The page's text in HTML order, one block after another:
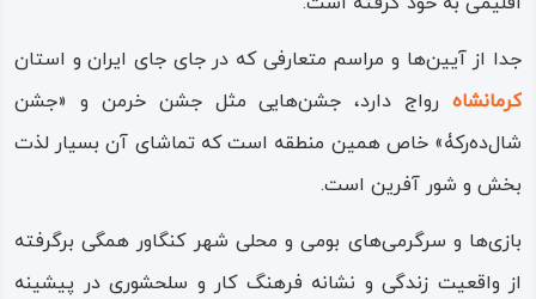
شهر کنگاور از جنبه مردم‌ شناسی دارای تنوع بالایی از زبان،
مذهب، نژاد و آداب‌ و رسوم است و مردمان این شهر در طول
تاریخ و با وجود تفاوت‌های طبیعی در زبان و مذهب و دیگر
جنبه‌های فرهنگی، در نهایت تساهل و آشتی در کنار هم زندگی
کرده، فرهنگ و تمدن تاریخی شهر کنگاور را از نیاکانشان به
نوادگان انتقال داده‌اند.
فراوانی و توزیع نژادی‌ – زبانی مردم این شهر بسیار متنوع بوده،
جدا از آیین‌ها و مراسم متعارفی که در جای‌ جای ایران و استان
کرمانشاه رواج دارد، جشن‌هایی مثل جشن خرمن و «جشن
شال‌ده‌رکۀ» خاص همین منطقه است که تماشای آن بسیار لذت‌
بخش و شور آفرین است.
بازی‌ها و سرگرمی‌های بومی و محلی شهر کنگاور همگی برگرفته
از واقعیت زندگی و نشانه فرهنگ کار و سلحشوری در پیشینه